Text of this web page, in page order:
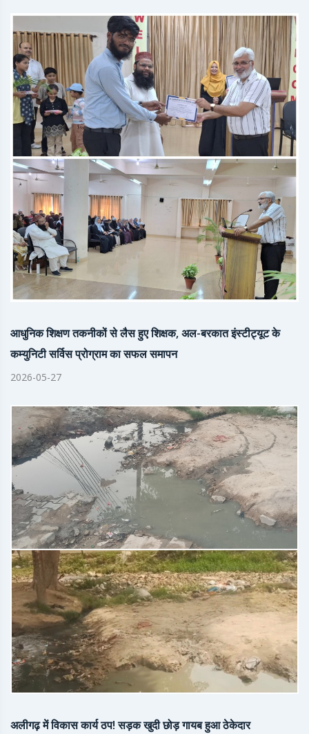
आधुनिक शिक्षण तकनीकों से लैस हुए शिक्षक, अल-बरकात इंस्टीट्यूट के
कम्युनिटी सर्विस प्रोग्राम का सफल समापन
2026-05-27
अलीगढ़ में विकास कार्य ठप! सड़क खुदी छोड़ गायब हुआ ठेकेदार